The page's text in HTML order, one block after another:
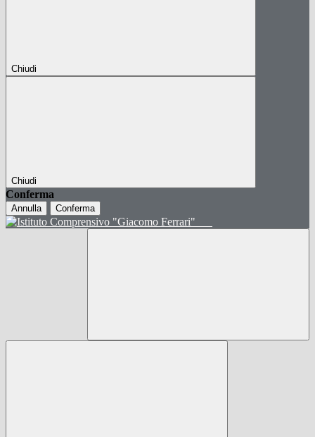
Chiudi
Chiudi
Conferma
Annulla Conferma